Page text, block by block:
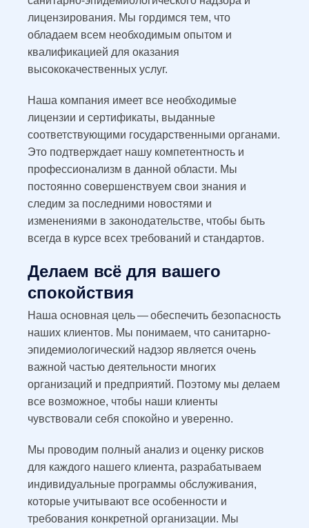
лицензирования. Мы гордимся тем, что
обладаем всем необходимым опытом и
квалификацией для оказания
высококачественных услуг.
Наша компания имеет все необходимые
лицензии и сертификаты, выданные
соответствующими государственными органами.
Это подтверждает нашу компетентность и
профессионализм в данной области. Мы
постоянно совершенствуем свои знания и
следим за последними новостями и
изменениями в законодательстве, чтобы быть
всегда в курсе всех требований и стандартов.
Делаем всё для вашего
спокойствия
Наша основная цель — обеспечить безопасность
наших клиентов. Мы понимаем, что санитарно-
эпидемиологический надзор является очень
важной частью деятельности многих
организаций и предприятий. Поэтому мы делаем
все возможное, чтобы наши клиенты
чувствовали себя спокойно и уверенно.
Мы проводим полный анализ и оценку рисков
для каждого нашего клиента, разрабатываем
индивидуальные программы обслуживания,
которые учитывают все особенности и
требования конкретной организации. Мы